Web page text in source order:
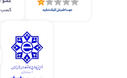
علی‌رغم اینکه گوشی‌های تلفن
داشتند، اما ساخت یک تلفن
مکان استفاده کرد، خود یک